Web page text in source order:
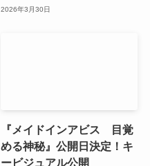
2026年3月30日
『メイドインアビス 目覚
める神秘』公開日決定！キ
ービジュアル公開